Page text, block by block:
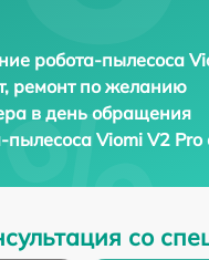
робота-пылесоса
ремонт по желанию
в день обращения
пылесоса Viomi V2 Pro
со